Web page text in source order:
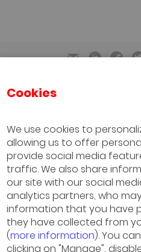
Cookies
We use cookies to
allowing us to offer
provide social media
traffic. We also share
our site with our social
analytics partners, who
information that you have
they have collected from
(more information). You
clicking on "Manage",
Sao
(+55) 11
(+34) 93